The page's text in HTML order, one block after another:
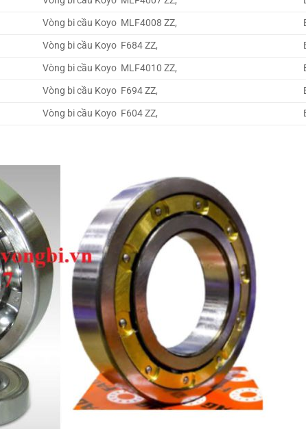
Vòng bi cầu Koyo MLF4008 ZZ,
Vòng bi cầu Koyo F684 ZZ,
Vòng bi cầu Koyo MLF4010 ZZ,
Vòng bi cầu Koyo F694 ZZ,
Vòng bi cầu Koyo F604 ZZ,